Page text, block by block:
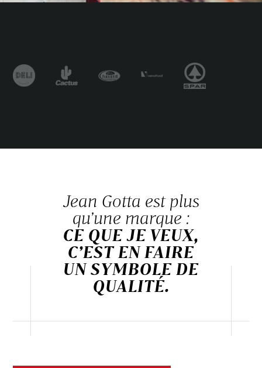
Jean Gotta est plus
qu’une marque :
CE QUE JE VEUX,
C’EST EN FAIRE
UN SYMBOLE DE
QUALITÉ.